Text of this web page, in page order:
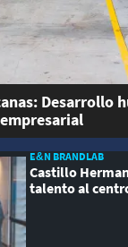
Desarrollo
E&N BRANDLAB
Castillo
talento al